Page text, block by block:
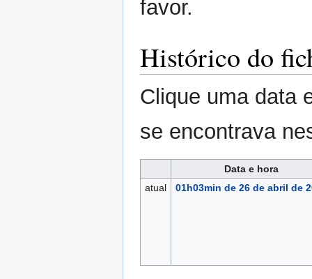
favor.
Histórico do
Clique uma data
se encontrava
Data e hora
atual
01h03min de 26 de abril de